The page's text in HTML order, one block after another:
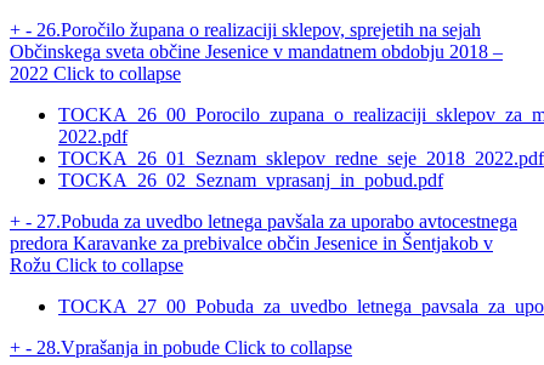
+ - 26.Poročilo župana o realizaciji sklepov, sprejetih na sejah
Občinskega sveta občine Jesenice v mandatnem obdobju 2018 –
2022 Click to collapse
2022.pdf
TOCKA_26_01_Seznam_sklepov_redne_seje_2018_2022.pdf
TOCKA_26_02_Seznam_vprasanj_in_pobud.pdf
+ - 27.Pobuda za uvedbo letnega pavšala za uporabo avtocestnega
predora Karavanke za prebivalce občin Jesenice in Šentjakob v
Rožu Click to collapse
+ - 28.Vprašanja in pobude Click to collapse